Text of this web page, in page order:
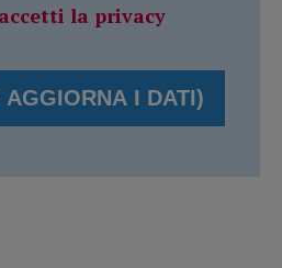
la privacy